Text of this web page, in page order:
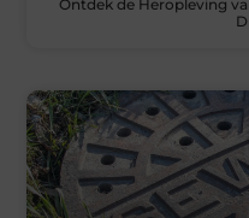
Ontdek de Heropleving